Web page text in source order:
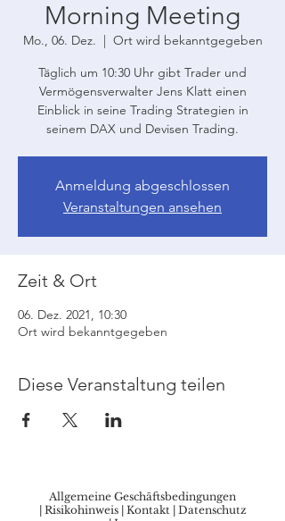
Morning Meeting
Mo., 06. Dez.
  |
Ort wird bekanntgegeben
Täglich um 10:30 Uhr gibt Trader und
Vermögensverwalter Jens Klatt einen
Einblick in seine Trading Strategien in
seinem DAX und Devisen Trading.
Anmeldung abgeschlossen
Veranstaltungen ansehen
Zeit & Ort
06. Dez. 2021, 10:30
Ort wird bekanntgegeben
Diese Veranstaltung teilen
Allgemeine Geschäftsbedingungen
| Risikohinweis| Kontakt | Datenschutz